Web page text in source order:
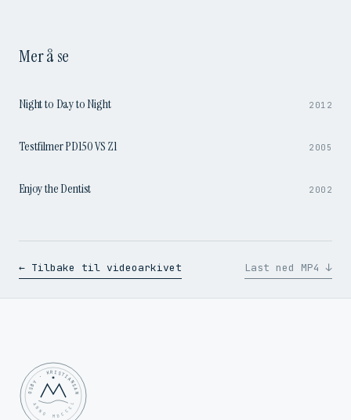
Mer å se
Night to Day to Night 2012
1:41
Testfilmer PD150 VS Z1 2005
6:41
Enjoy the Dentist 2002
← Tilbake til videoarkivet Last ned MP4 ↓
MOSBY · KRISTIANSAND
✦ ANNO MDCCCL ✦